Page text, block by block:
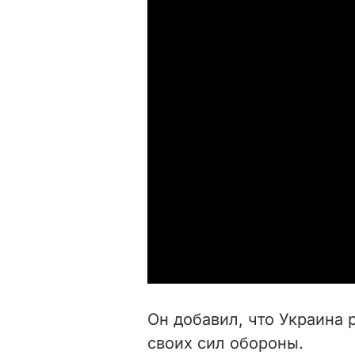
Он добавил, что Украина
своих сил обороны.